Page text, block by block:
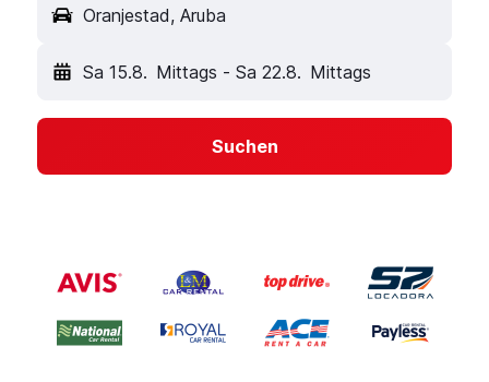
Oranjestad, Aruba
Sa 15.8. Mittags - Sa 22.8. Mittags
Suchen